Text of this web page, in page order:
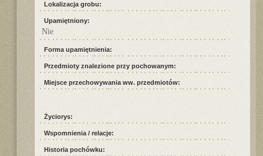
Lokalizacja grobu:
Upamiętniony:
Nie
Forma upamiętnienia:
Przedmioty znalezione przy pochowanym:
Miejsce przechowywania ww. przedmiotów:
Życiorys:
Wspomnienia / relacje:
Historia pochówku: